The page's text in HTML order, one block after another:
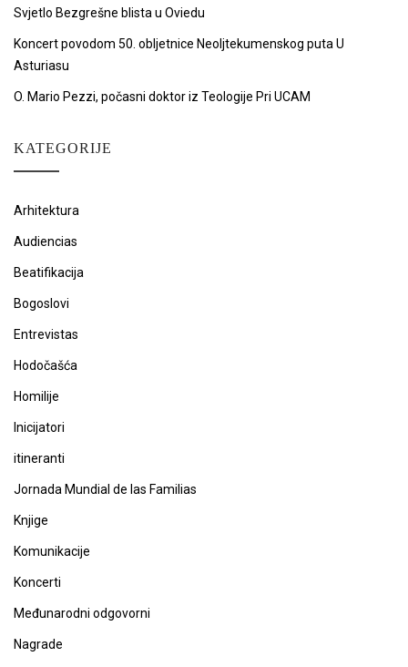
Svjetlo Bezgrešne blista u Oviedu
Koncert povodom 50. obljetnice Neoljtekumenskog puta U
Asturiasu
O. Mario Pezzi, počasni doktor iz Teologije Pri UCAM
KATEGORIJE
Arhitektura
Audiencias
Beatifikacija
Bogoslovi
Entrevistas
Hodočašća
Homilije
Inicijatori
itineranti
Jornada Mundial de las Familias
Knjige
Komunikacije
Koncerti
Međunarodni odgovorni
Nagrade